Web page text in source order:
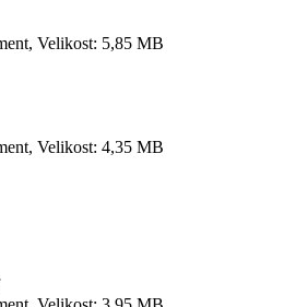
Velikost: 5,85 MB
Velikost: 4,35 MB